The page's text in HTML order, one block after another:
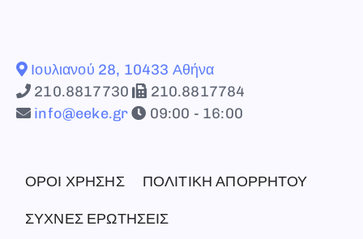
Ιουλιανού 28, 10433 Αθήνα
210.8817730
210.8817784
info@eeke.gr
09:00 - 16:00
ΟΡΟΙ ΧΡΗΣΗΣ ΠΟΛΙΤΙΚΗ ΑΠΟΡΡΗΤΟΥ
ΣΥΧΝΕΣ ΕΡΩΤΗΣΕΙΣ